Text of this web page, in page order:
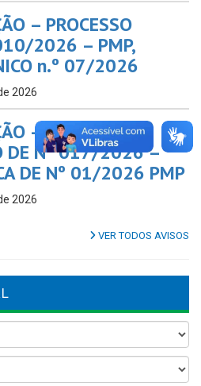
– PROCESSO
2026 – PMP,
n.º 07/2026
2026
– PROCESSO
DE Nº 017/2026 –
DE Nº 01/2026 PMP
2026
VER TODOS AVISOS